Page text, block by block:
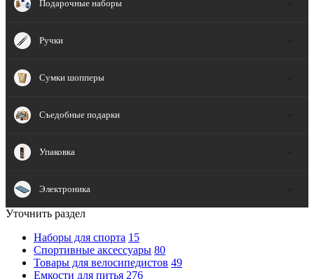
Подарочные наборы
Ручки
Сумки шопперы
Съедобные подарки
Упаковка
Электроника
Уточнить раздел
Наборы для спорта 15
Спортивные аксессуары 80
Товары для велосипедистов 49
Емкости для питья 276